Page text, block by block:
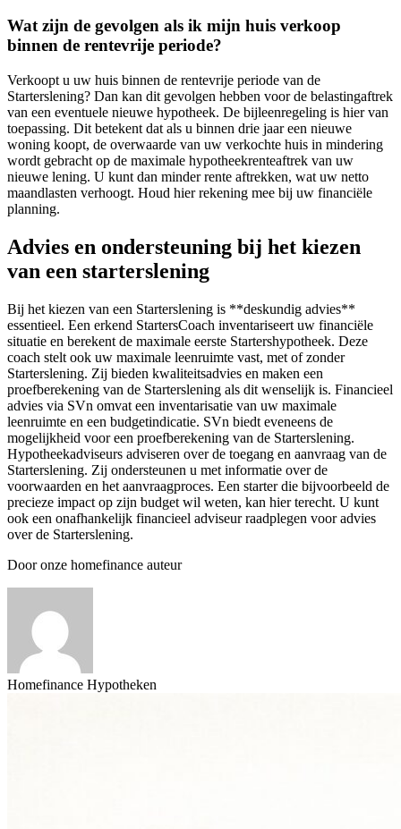
Wat zijn de gevolgen als ik mijn huis verkoop
binnen de rentevrije periode?
Verkoopt u uw huis binnen de rentevrije periode van de
Starterslening? Dan kan dit gevolgen hebben voor de belastingaftrek
van een eventuele nieuwe hypotheek. De bijleenregeling is hier van
toepassing. Dit betekent dat als u binnen drie jaar een nieuwe
woning koopt, de overwaarde van uw verkochte huis in mindering
wordt gebracht op de maximale hypotheekrenteaftrek van uw
nieuwe lening. U kunt dan minder rente aftrekken, wat uw netto
maandlasten verhoogt. Houd hier rekening mee bij uw financiële
planning.
Advies en ondersteuning bij het kiezen
van een starterslening
Bij het kiezen van een Starterslening is **deskundig advies**
essentieel. Een erkend StartersCoach inventariseert uw financiële
situatie en berekent de maximale eerste Startershypotheek. Deze
coach stelt ook uw maximale leenruimte vast, met of zonder
Starterslening. Zij bieden kwaliteitsadvies en maken een
proefberekening van de Starterslening als dit wenselijk is. Financieel
advies via SVn omvat een inventarisatie van uw maximale
leenruimte en een budgetindicatie. SVn biedt eveneens de
mogelijkheid voor een proefberekening van de Starterslening.
Hypotheekadviseurs adviseren over de toegang en aanvraag van de
Starterslening. Zij ondersteunen u met informatie over de
voorwaarden en het aanvraagproces. Een starter die bijvoorbeeld de
precieze impact op zijn budget wil weten, kan hier terecht. U kunt
ook een onafhankelijk financieel adviseur raadplegen voor advies
over de Starterslening.
Door onze homefinance auteur
Homefinance Hypotheken